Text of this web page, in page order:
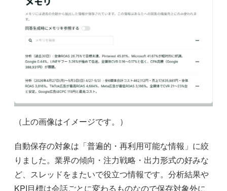
（上の画像はイメージです。）
自動保存の対象は「普遍的・再利用可能な情報」に絞
りました。業界の傾向・注力戦略・出力形式の好みな
ど、スレッドをまたいで役立つ情報です。分析結果や
KPI目標は会話ごとに変わるものなので保存対象外に